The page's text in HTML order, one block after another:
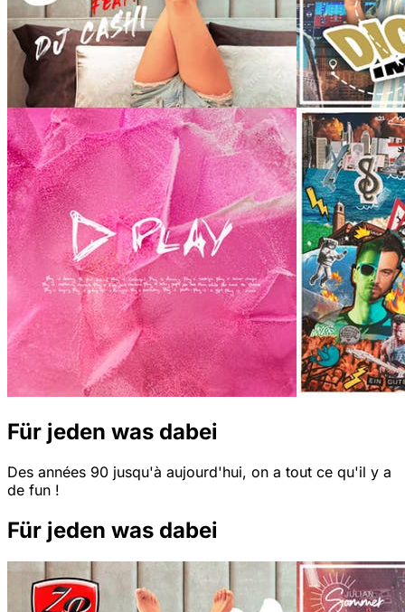
Für jeden was dabei
Des années 90 jusqu'à aujourd'hui, on a tout ce qu'il y a
de fun !
Für jeden was dabei